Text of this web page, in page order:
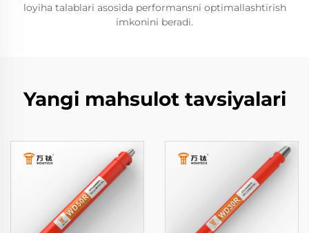
loyiha talablari asosida performansni optimallashtirish
imkonini beradi.
Yangi mahsulot tavsiyalari